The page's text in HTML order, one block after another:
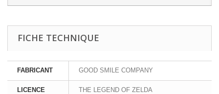
FICHE TECHNIQUE
FABRICANT GOOD SMILE COMPANY
LICENCE THE LEGEND OF ZELDA